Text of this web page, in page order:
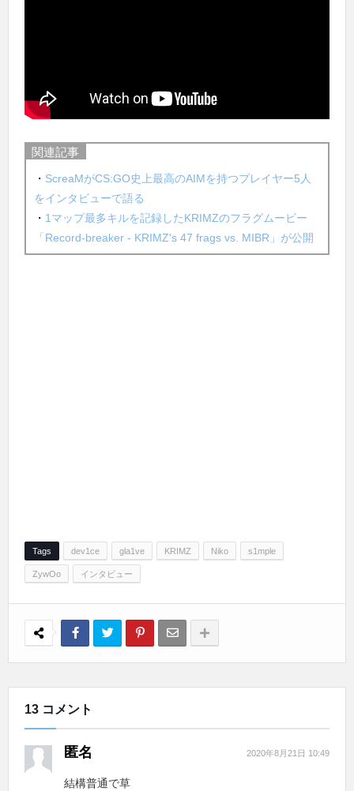
関連記事
・ ScreaMがCS:GO史上最高のAIMを持つプレイヤー5人
をインタビューで語る
・ 1マップ最多キルを記録したKRIMZのフラグムービー
「Record-breaker - KRIMZ's 47 frags vs. MIBR」が公開
Tags dev1ce gla1ve KRIMZ Niko s1mple
ZywOo インタビュー
13 コメント
匿名 2020年8月21日 10:49
結構普通で草